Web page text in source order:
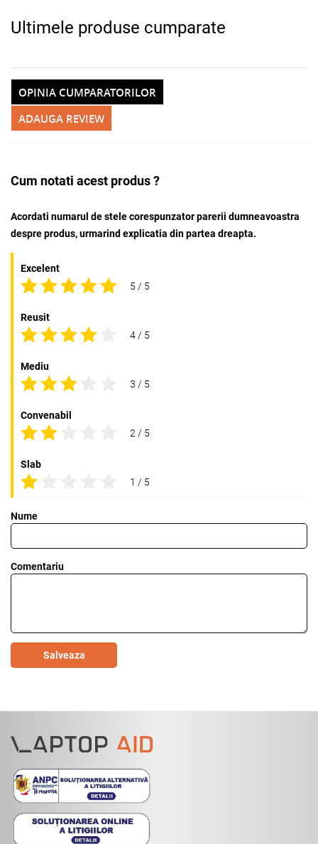
Ultimele produse cumparate
ADAUGA REVIEW
OPINIA CUMPARATORILOR
Cum notati acest produs ?
Acordati numarul de stele corespunzator parerii dumneavoastra
despre produs, urmarind explicatia din partea dreapta.
Excelent
5 / 5
Reusit
4 / 5
Mediu
3 / 5
Convenabil
2 / 5
Slab
1 / 5
Nume
Comentariu
Salveaza